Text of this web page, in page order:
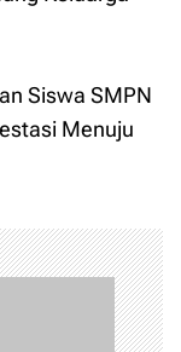
Siswa SMPN
Menuju